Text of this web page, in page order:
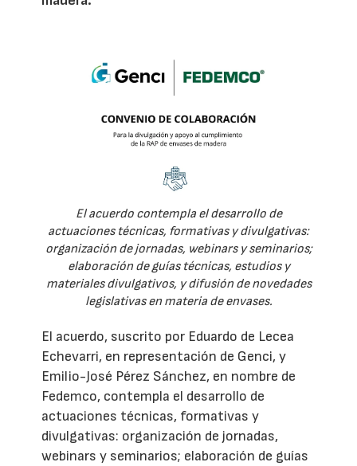
El acuerdo contempla el desarrollo de
actuaciones técnicas, formativas y divulgativas:
organización de jornadas, webinars y seminarios;
elaboración de guías técnicas, estudios y
materiales divulgativos, y difusión de novedades
legislativas en materia de envases.
El acuerdo, suscrito por Eduardo de Lecea
Echevarri, en representación de Genci, y
Emilio-José Pérez Sánchez, en nombre de
Fedemco, contempla el desarrollo de
actuaciones técnicas, formativas y
divulgativas: organización de jornadas,
webinars y seminarios; elaboración de guías